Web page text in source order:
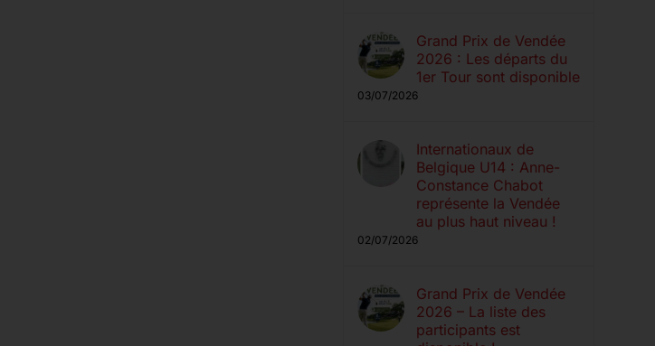
Grand Prix de Vendée
2026 : Les départs du
1er Tour sont disponible
03/07/2026
Internationaux de
Belgique U14 : Anne-
Constance Chabot
représente la Vendée
au plus haut niveau !
02/07/2026
Grand Prix de Vendée
2026 – La liste des
participants est